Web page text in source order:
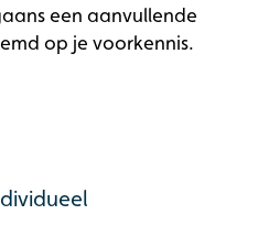
een aanvullende
op je voorkennis.